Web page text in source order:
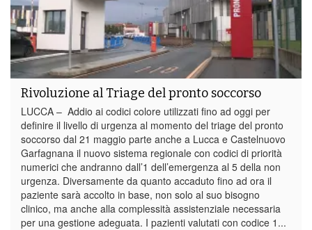
Rivoluzione al Triage del pronto soccorso
LUCCA – Addio ai codici colore utilizzati fino ad oggi per
definire il livello di urgenza al momento del triage del pronto
soccorso dal 21 maggio parte anche a Lucca e Castelnuovo
Garfagnana il nuovo sistema regionale con codici di priorità
numerici che andranno dall’1 dell’emergenza al 5 della non
urgenza. Diversamente da quanto accaduto fino ad ora il
paziente sarà accolto in base, non solo al suo bisogno
clinico, ma anche alla complessità assistenziale necessaria
per una gestione adeguata. I pazienti valutati con codice 1...